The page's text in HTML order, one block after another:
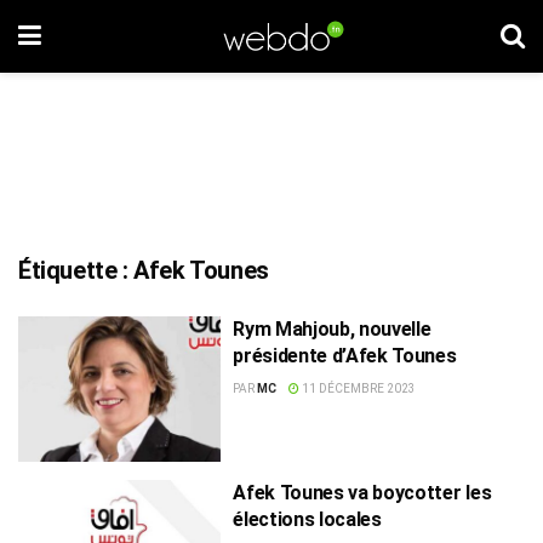
Étiquette :Afek Tounes
Rym Mahjoub, nouvelle
présidente d’Afek Tounes
PAR MC 11 DÉCEMBRE 2023
Afek Tounes va boycotter les
élections locales